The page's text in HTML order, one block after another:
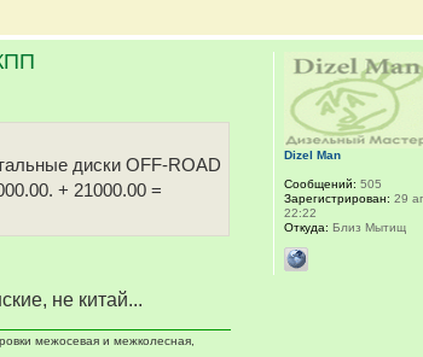
диски OFF-ROAD
+ 21000.00 =
не китай...
межосевая и межколесная,
Dizel Man
Сообщений: 505
Зарегистрирован: 29
22:22
Откуда: Близ Мытищ